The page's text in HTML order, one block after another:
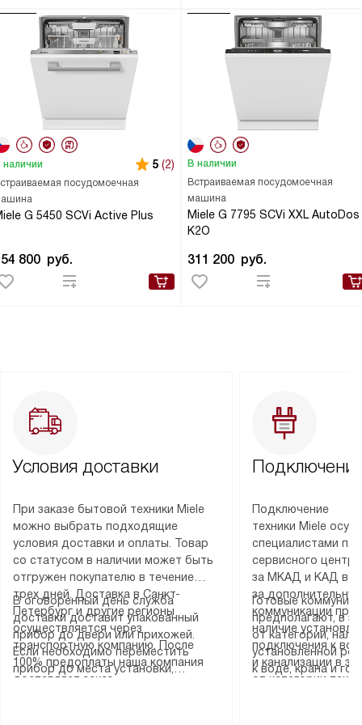
посудомоечная
G 5450 SCVi Active Plus
наличии 5 (2)
800 руб.
Встраиваемая посудомоечная
машина
Miele G 7795 SCVi XXL AutoDos
K2O
В наличии
311 200 руб.
Условия доставки
При заказе бытовой техники Miele
можно выбрать подходящие
условия доставки и оплаты. Товар
со статусом в наличии может быть
отгружен покупателю в течение
трех дней. Доставка в Санкт-
Петербург и другие регионы
осуществляется через
транспортную компанию. После
100% предоплаты наша компания
доставляет заказ
В оговоренный день служба
доставки доставит упакованный
прибор до двери или прихожей.
Если необходимо переместить
прибор до места установки,
Подключение
техники Miele
специалистами
сервисного
за МКАД и КАД
за
коммуникации
наличие
подключения к
и канализации в
от категории
Готовые
предполагают, в
от категории,
установленной
к воде, крана и